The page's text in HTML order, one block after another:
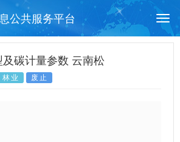
公共服务平台
标准公告查询
碳计量参数 云南松
林业 废止